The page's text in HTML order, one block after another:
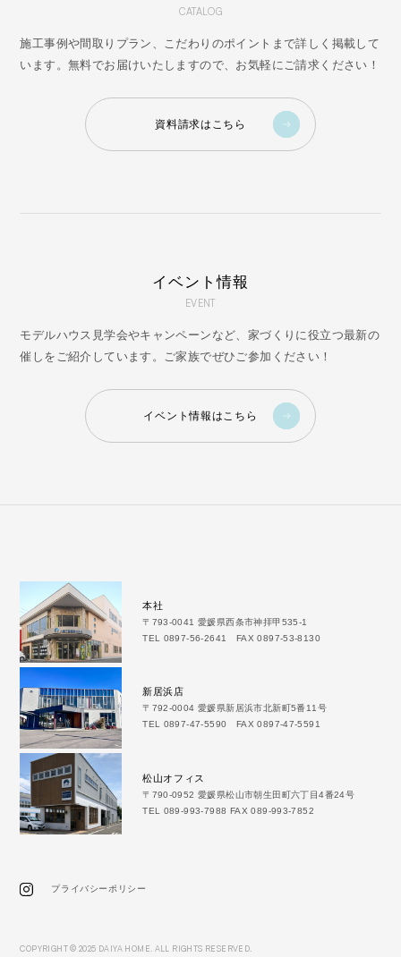
CATALOG
施工事例や間取りプラン、こだわりのポイントまで詳しく掲載して
います。無料でお届けいたしますので、お気軽にご請求ください！
資料請求はこちら
イベント情報
EVENT
モデルハウス見学会やキャンペーンなど、家づくりに役立つ最新の
催しをご紹介しています。ご家族でぜひご参加ください！
イベント情報はこちら
本社
〒793-0041 愛媛県西条市神拝甲535-1
TEL 0897-56-2641 FAX 0897-53-8130
新居浜店
〒792-0004 愛媛県新居浜市北新町5番11号
TEL 0897-47-5590 FAX 0897-47-5591
松山オフィス
〒790-0952 愛媛県松山市朝生田町六丁目4番24号
TEL 089-993-7988 FAX 089-993-7852
プライバシーポリシー
COPYRIGHT © 2025 DAIYA HOME. ALL RIGHTS RESERVED.